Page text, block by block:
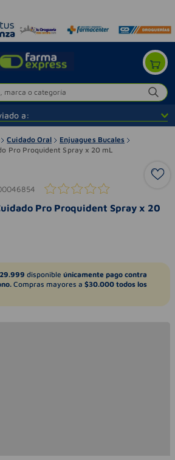
marca o categoría
a:
Cuidado Oral
Enjuagues Bucales
Pro Proquident Spray x 20 mL
Pro Proquident Spray x 20
disponible únicamente pago contra
Compras mayores a $30.000 todos los